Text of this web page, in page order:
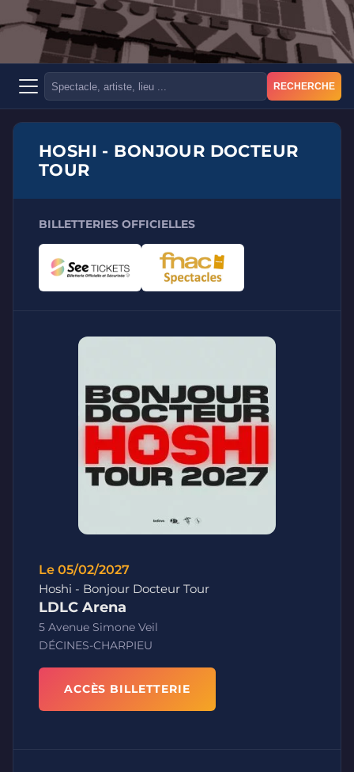
RECHERCHE
HOSHI - BONJOUR DOCTEUR
TOUR
BILLETTERIES OFFICIELLES
Le 05/02/2027
Hoshi - Bonjour Docteur Tour
LDLC Arena
5 Avenue Simone Veil
DÉCINES-CHARPIEU
ACCÈS BILLETTERIE